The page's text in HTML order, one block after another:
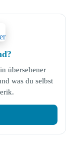
übersehener
was du selbst